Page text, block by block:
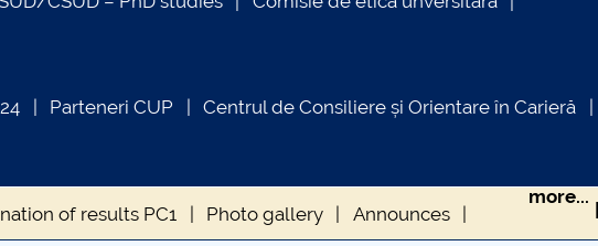
Parteneri CUP Centrul de Consiliere și Orientare în Carieră
of results PC1 Photo gallery Announces
more...